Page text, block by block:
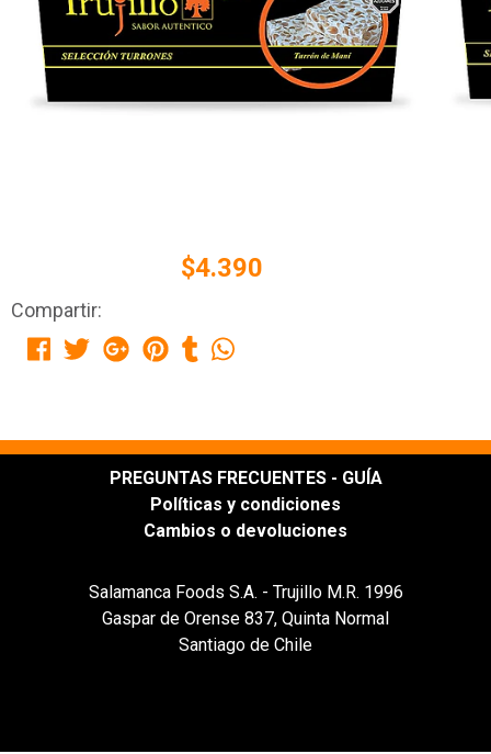
$4.390
Compartir:
PREGUNTAS FRECUENTES - GUÍA
Políticas y condiciones
Cambios o devoluciones
Salamanca Foods S.A. - Trujillo M.R. 1996
Gaspar de Orense 837, Quinta Normal
Santiago de Chile